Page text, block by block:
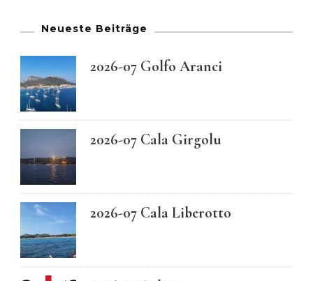
Neueste Beiträge
2026-07 Golfo Aranci
2026-07 Cala Girgolu
2026-07 Cala Liberotto